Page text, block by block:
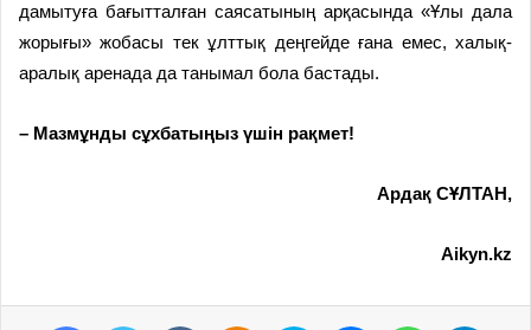
дамытуға бағытталған саясатының арқасын­да «Ұлы дала
жорығы» жобасы тек ұлттық дең­гей­де ғана емес, халық­
аралық арена­да да танымал бола бастады.
– Мазмұнды сұхбатыңыз үшін рақмет!
Ардақ СҰЛТАН,
Aikyn.kz